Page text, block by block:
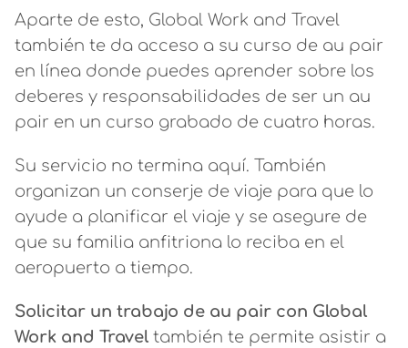
Aparte de esto, Global Work and Travel
también te da acceso a su curso de au pair
en línea donde puedes aprender sobre los
deberes y responsabilidades de ser un au
pair en un curso grabado de cuatro horas.
Su servicio no termina aquí. También
organizan un conserje de viaje para que lo
ayude a planificar el viaje y se asegure de
que su familia anfitriona lo reciba en el
aeropuerto a tiempo.
Solicitar un trabajo de au pair con Global
Work and Travel también te permite asistir a